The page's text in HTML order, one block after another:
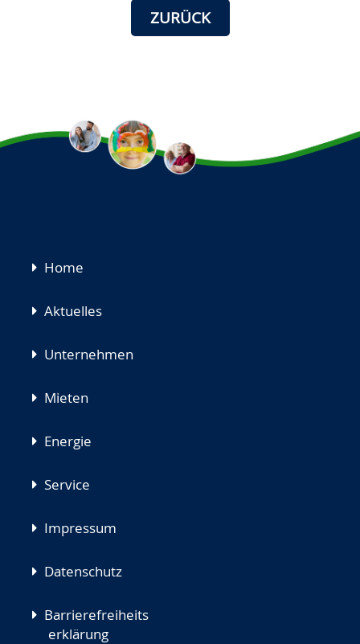
ZURÜCK
Navigation
Home
Aktuelles
Unternehmen
Mieten
Energie
Service
Impressum
Datenschutz
Barrierefreiheits
erklärung